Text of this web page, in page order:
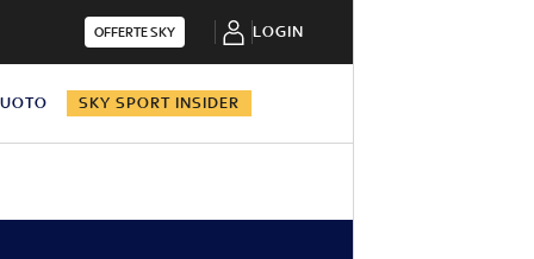
OFFERTE SKY LOGIN
SKY SPORT INSIDER